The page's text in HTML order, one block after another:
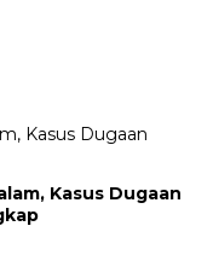
Kasus Dugaan